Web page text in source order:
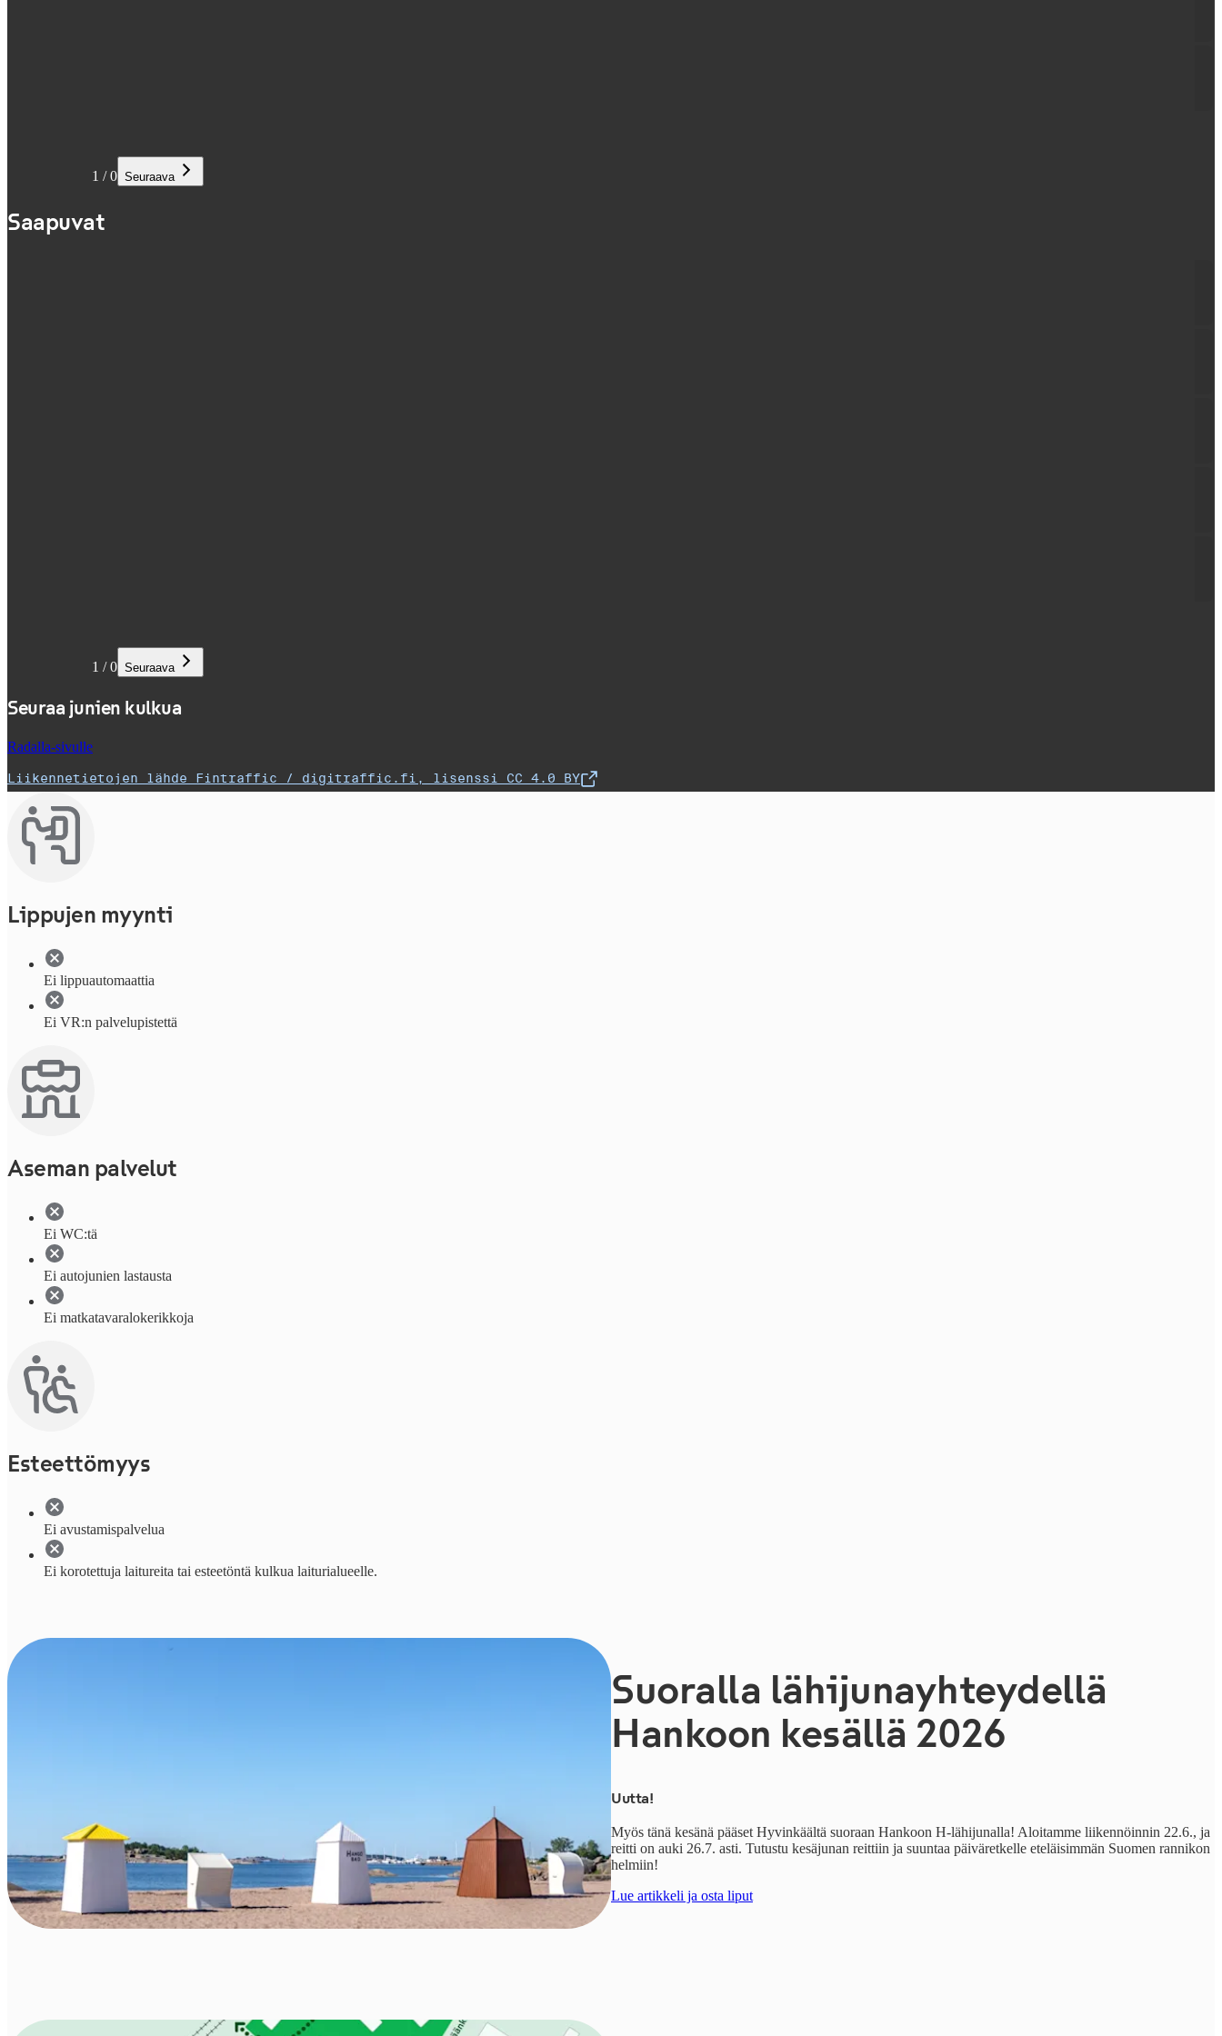
1 /0 Seuraava
Saapuvat
1 /0 Seuraava
Seuraa junien kulkua
Radalla-sivulle
Liikennetietojen lähde Fintraffic / digitraffic.fi, lisenssi CC 4.0 BY
,Avataan uudessa välilehdessä
Lippujen myynti
Ei lippuautomaattia
Ei VR:n palvelupistettä
Aseman palvelut
Ei WC:tä
Ei autojunien lastausta
Ei matkatavaralokerikkoja
Esteettömyys
Ei avustamispalvelua
Ei korotettuja laitureita tai esteetöntä kulkua laiturialueelle.
Suoralla lähijunayhteydellä
Hankoon kesällä 2026
Uutta!
Myös tänä kesänä pääset Hyvinkäältä suoraan Hankoon H-lähijunalla! Aloitamme liikennöinnin 22.6., ja
reitti on auki 26.7. asti. Tutustu kesäjunan reittiin ja suuntaa päiväretkelle eteläisimmän Suomen rannikon
helmiin!
Lue artikkeli ja osta liput